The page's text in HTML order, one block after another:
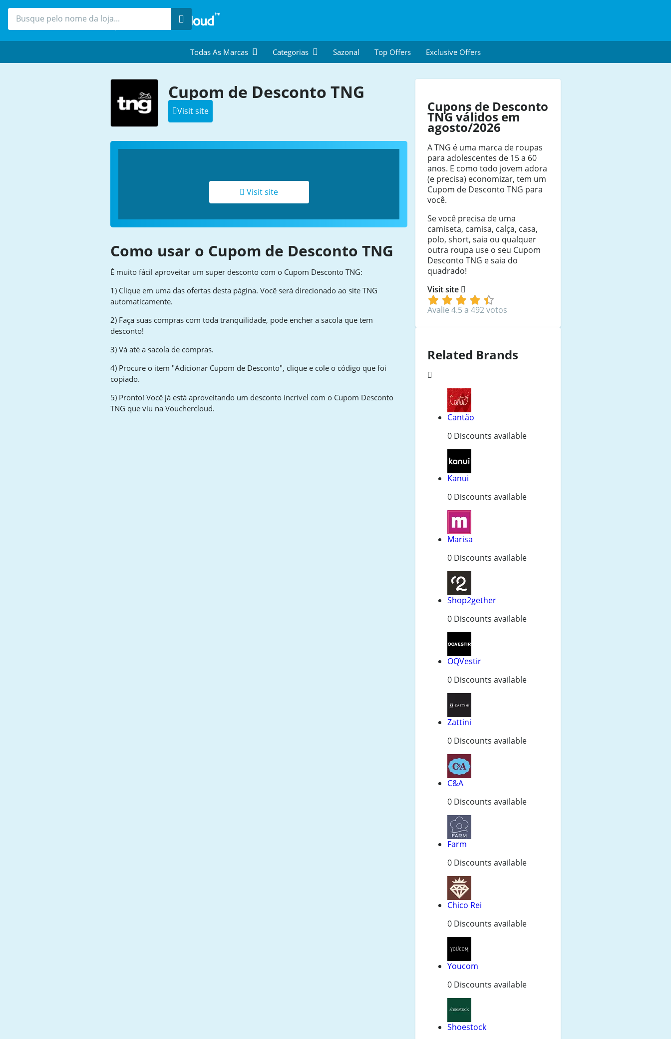
Procure
Todas As Marcas Categorias Sazonal Top Offers Exclusive Offers
Cupom de Desconto TNG
Visit site
Visit site
Como usar o Cupom de Desconto TNG
É muito fácil aproveitar um super desconto com o Cupom Desconto TNG:
1) Clique em uma das ofertas desta página. Você será direcionado ao site TNG
automaticamente.
2) Faça suas compras com toda tranquilidade, pode encher a sacola que tem
desconto!
3) Vá até a sacola de compras.
4) Procure o item "Adicionar Cupom de Desconto", clique e cole o código que foi
copiado.
5) Pronto! Você já está aproveitando um desconto incrível com o Cupom Desconto
TNG que viu na Vouchercloud.
Cupons de Desconto
TNG válidos em
agosto/2026
A TNG é uma marca de roupas
para adolescentes de 15 a 60
anos. E como todo jovem adora
(e precisa) economizar, tem um
Cupom de Desconto TNG para
você.
Se você precisa de uma
camiseta, camisa, calça, casa,
polo, short, saia ou qualquer
outra roupa use o seu Cupom
Desconto TNG e saia do
quadrado!
Visit site
Avalie 4.5 a 492 votos
Related Brands
Cantão
0 Discounts available
Kanui
0 Discounts available
Marisa
0 Discounts available
Shop2gether
0 Discounts available
OQVestir
0 Discounts available
Zattini
0 Discounts available
C&A
0 Discounts available
Farm
0 Discounts available
Chico Rei
0 Discounts available
Youcom
0 Discounts available
Shoestock